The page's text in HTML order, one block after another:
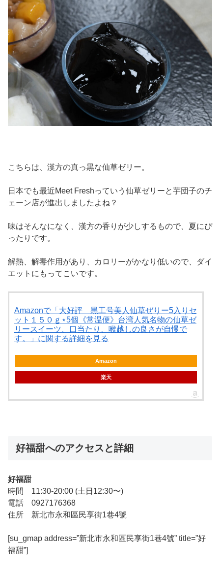
こちらは、漢方の真っ黒な仙草ゼリー。
日本でも最近Meet Freshっていう仙草ゼリーと芋団子のチ
ェーン店が進出しましたよね？
味はそんなになく、漢方の香りが少しするもので、夏にぴ
ったりです。
解熱、解毒作用があり、カロリーがかなり低いので、ダイ
エットにもってこいです。
Amazonで「大好評 黒工号美人仙草ぜりー5入りセ
ット１５０ｇ⋆5個《常温便》台湾人気名物の仙草ゼ
リースイーツ、口当たり、喉越しの良さが自慢で
す。」に関する詳細を見る
Amazon
楽天
好福甜へのアクセスと詳細
好福甜
時間 11:30-20:00 (土日12:30〜)
電話 0927176368
住所 新北市永和區民享街1巷4號
[su_gmap address=”新北市永和區民享街1巷4號” title=”好
福甜”]